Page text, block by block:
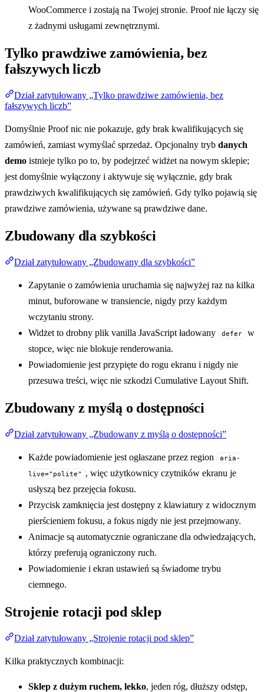
WooCommerce i zostają na Twojej stronie. Proof nie łączy się
z żadnymi usługami zewnętrznymi.
Tylko prawdziwe zamówienia, bez
fałszywych liczb
Dział zatytułowany „Tylko prawdziwe zamówienia, bez
fałszywych liczb”
Domyślnie Proof nic nie pokazuje, gdy brak kwalifikujących się
zamówień, zamiast wymyślać sprzedaż. Opcjonalny tryb danych
demo istnieje tylko po to, by podejrzeć widżet na nowym sklepie;
jest domyślnie wyłączony i aktywuje się wyłącznie, gdy brak
prawdziwych kwalifikujących się zamówień. Gdy tylko pojawią się
prawdziwe zamówienia, używane są prawdziwe dane.
Zbudowany dla szybkości
Dział zatytułowany „Zbudowany dla szybkości”
Zapytanie o zamówienia uruchamia się najwyżej raz na kilka
minut, buforowane w transiencie, nigdy przy każdym
wczytaniu strony.
Widżet to drobny plik vanilla JavaScript ładowany
defer
w
stopce, więc nie blokuje renderowania.
Powiadomienie jest przypięte do rogu ekranu i nigdy nie
przesuwa treści, więc nie szkodzi Cumulative Layout Shift.
Zbudowany z myślą o dostępności
Dział zatytułowany „Zbudowany z myślą o dostępności”
Każde powiadomienie jest ogłaszane przez region
aria-
live="polite" , więc użytkownicy czytników ekranu je
usłyszą bez przejęcia fokusu.
Przycisk zamknięcia jest dostępny z klawiatury z widocznym
pierścieniem fokusu, a fokus nigdy nie jest przejmowany.
Animacje są automatycznie ograniczane dla odwiedzających,
którzy preferują ograniczony ruch.
Powiadomienie i ekran ustawień są świadome trybu
ciemnego.
Strojenie rotacji pod sklep
Dział zatytułowany „Strojenie rotacji pod sklep”
Kilka praktycznych kombinacji:
Sklep z dużym ruchem, lekko, jeden róg, dłuższy odstęp,